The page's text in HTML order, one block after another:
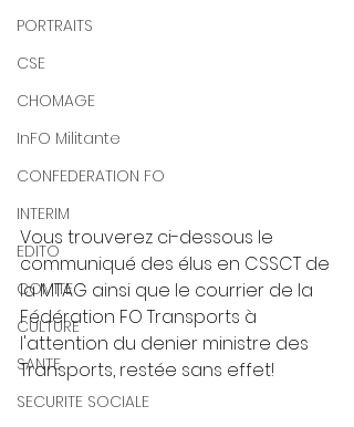
PORTRAITS
CSE
CHOMAGE
InFO Militante
CONFEDERATION FO
INTERIM
EDITO
COMITE
CULTURE
SANTE
SECURITE SOCIALE
Vous trouverez ci-dessous le
communiqué des élus en CSSCT de
la MTAG ainsi que le courrier de la
Fédération FO Transports à
l'attention du denier ministre des
Transports, restée sans effet!